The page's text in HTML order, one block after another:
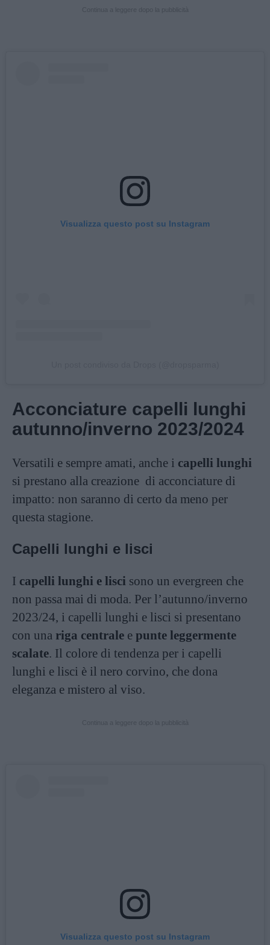
Visualizza questo post su Instagram
Acconciature capelli lunghi
autunno/inverno 2023/2024
Versatili e sempre amati, anche i capelli lunghi
si prestano alla creazione di acconciature di
impatto: non saranno di certo da meno per
questa stagione.
Capelli lunghi e lisci
I capelli lunghi e lisci sono un evergreen che
non passa mai di moda. Per l’autunno/inverno
2023/24, i capelli lunghi e lisci si presentano
con una riga centrale e punte leggermente
scalate. Il colore di tendenza per i capelli
lunghi e lisci è il nero corvino, che dona
eleganza e mistero al viso.
Visualizza questo post su Instagram